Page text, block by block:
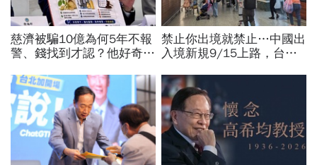
慈濟被騙10億為何5年不報
警、錢找到才認？他好奇：
「擋疫苗」黑鍋只求1件事
禁止你出境就禁止…中國出
入境新規9/15上路，台灣
職業特別注意：前例在這